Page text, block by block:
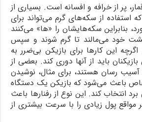
پر از خرافه و افسانه است. بسیاری از
که استفاده از سکه‌های گرم می‌تواند برای
بنابراین سکه‌هایشان را «ها» می‌کنند
خود می‌مالند تا گرم شوند و سپس
این کارها برای بازیکن بی‌ضرر به
باید از آنها دوری کند. بعضی از
آسیب رسان هستند، برای مثال، نوشیدن
باعث می‌شود که بازیکن یک دستگاه
انتخاب کند. این نوع از رفنارها باعث
مواقع پول زیادی را با سرعت بیشتری از